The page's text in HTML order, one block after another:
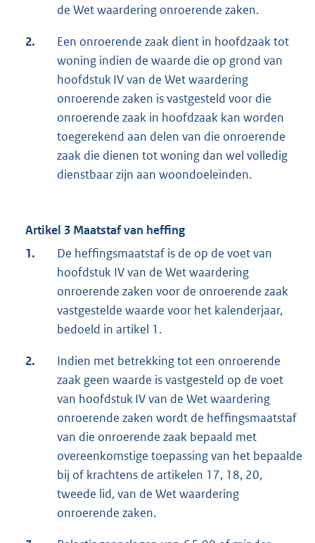
de Wet waardering onroerende zaken.
2.
Een onroerende zaak dient in hoofdzaak tot
woning indien de waarde die op grond van
hoofdstuk IV van de Wet waardering
onroerende zaken is vastgesteld voor die
onroerende zaak in hoofdzaak kan worden
toegerekend aan delen van die onroerende
zaak die dienen tot woning dan wel volledig
dienstbaar zijn aan woondoeleinden.
Artikel 3 Maatstaf van heffing
1.
De heffingsmaatstaf is de op de voet van
hoofdstuk IV van de Wet waardering
onroerende zaken voor de onroerende zaak
vastgestelde waarde voor het kalenderjaar,
bedoeld in artikel 1.
2.
Indien met betrekking tot een onroerende
zaak geen waarde is vastgesteld op de voet
van hoofdstuk IV van de Wet waardering
onroerende zaken wordt de heffingsmaatstaf
van die onroerende zaak bepaald met
overeenkomstige toepassing van het bepaalde
bij of krachtens de artikelen 17, 18, 20,
tweede lid, van de Wet waardering
onroerende zaken.